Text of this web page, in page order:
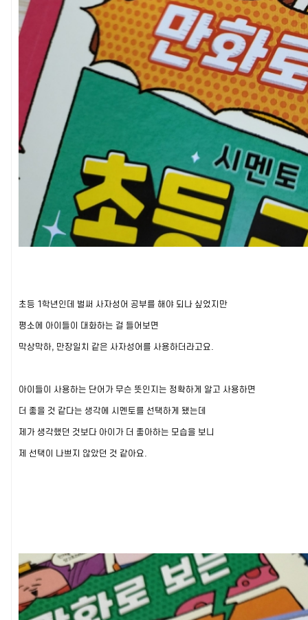
초등 1학년인데 벌써 사자성어 공부를 해야 되나 싶었지만
평소에 아이들이 대화하는 걸 들어보면
막상막하, 만장일치 같은 사자성어를 사용하더라고요.
아이들이 사용하는 단어가 무슨 뜻인지는 정확하게 알고 사용하면
더 좋을 것 같다는 생각에 시멘토를 선택하게 됐는데
제가 생각했던 것보다 아이가 더 좋아하는 모습을 보니
제 선택이 나쁘지 않았던 것 같아요.